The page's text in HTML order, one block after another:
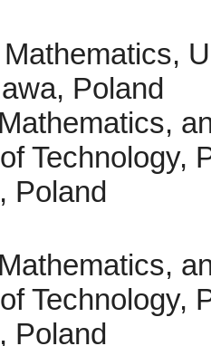
Poland
Technology,
Poland
Technology,
Poland